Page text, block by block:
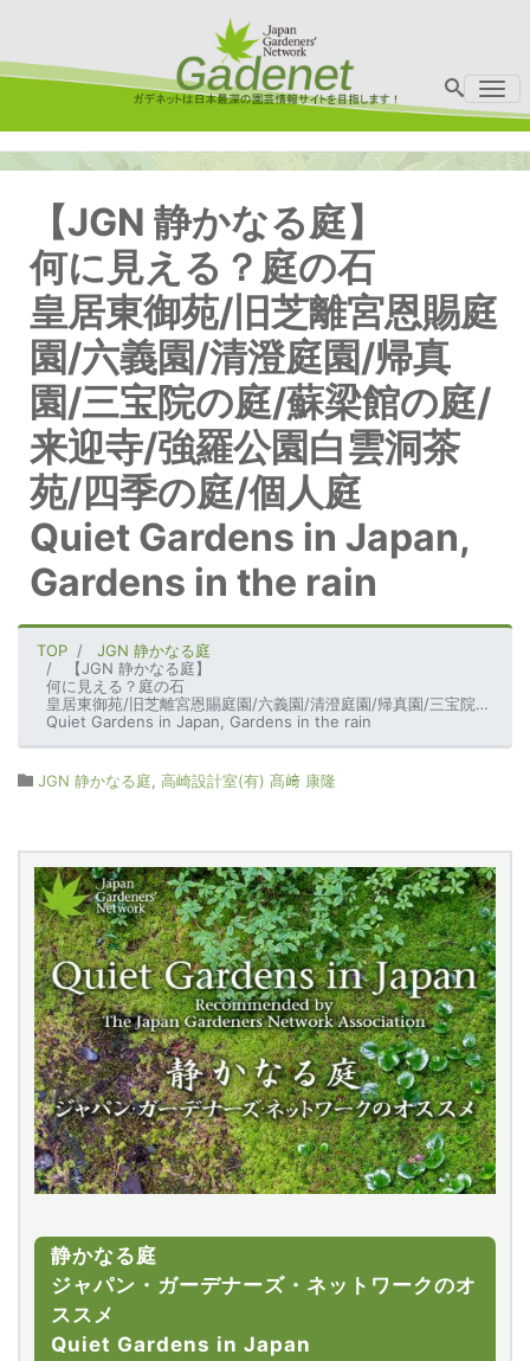
【JGN 静かなる庭】
何に見える？庭の石
皇居東御苑/旧芝離宮恩賜庭
園/六義園/清澄庭園/帰真
園/三宝院の庭/蘇梁館の庭/
来迎寺/強羅公園白雲洞茶
苑/四季の庭/個人庭
Quiet Gardens in Japan,
Gardens in the rain
TOP
JGN 静かなる庭
【JGN 静かなる庭】
何に見える？庭の石
皇居東御苑/旧芝離宮恩賜庭園/六義園/清澄庭園/帰真園/三宝院の庭/蘇梁館の庭/来迎寺/強羅公園白雲洞茶苑/四季の庭/個人庭
Quiet Gardens in Japan, Gardens in the rain
JGN 静かなる庭 高崎設計室(有) 髙﨑 康隆
静かなる庭
ジャパン・ガーデナーズ・ネットワークのオ
ススメ
Quiet Gardens in Japan